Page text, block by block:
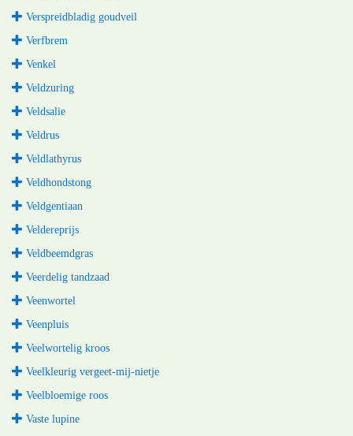
Verspreidbladig goudveil
Verfbrem
Venkel
Veldzuring
Veldsalie
Veldrus
Veldlathyrus
Veldhondstong
Veldgentiaan
Veldereprijs
Veldbeemdgras
Veerdelig tandzaad
Veenwortel
Veenpluis
Veelwortelig kroos
Veelkleurig vergeet-mij-nietje
Veelbloemige roos
Vaste lupine